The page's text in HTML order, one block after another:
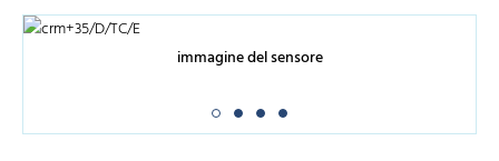
immagine del sensore